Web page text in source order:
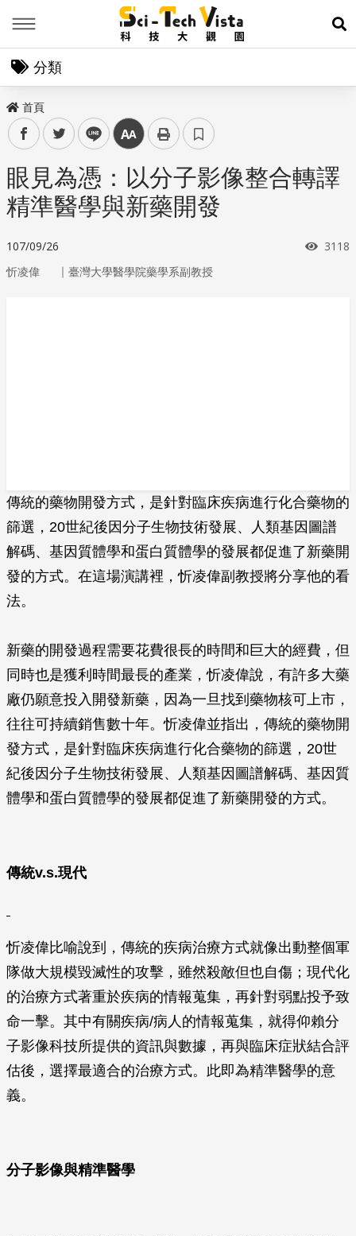
展
分類
首頁
facebooktwitter line 中
眼見為憑：以分子影像整合轉譯
精準醫學與新藥開發
107/09/26 瀏覽
3118
忻凌偉 ｜ 臺灣大學醫學院藥學系副教授
傳統的藥物開發方式，是針對臨床疾病進行化合藥物的
篩選，20世紀後因分子生物技術發展、人類基因圖譜
解碼、基因質體學和蛋白質體學的發展都促進了新藥開
發的方式。在這場演講裡，忻凌偉副教授將分享他的看
法。
新藥的開發過程需要花費很長的時間和巨大的經費，但
同時也是獲利時間最長的產業，忻凌偉說，有許多大藥
廠仍願意投入開發新藥，因為一旦找到藥物核可上市，
往往可持續銷售數十年。忻凌偉並指出，傳統的藥物開
發方式，是針對臨床疾病進行化合藥物的篩選，20世
紀後因分子生物技術發展、人類基因圖譜解碼、基因質
體學和蛋白質體學的發展都促進了新藥開發的方式。
傳統v.s.現代
忻凌偉比喻說到，傳統的疾病治療方式就像出動整個軍
隊做大規模毀滅性的攻擊，雖然殺敵但也自傷；現代化
的治療方式著重於疾病的情報蒐集，再針對弱點投予致
命一擊。其中有關疾病/病人的情報蒐集，就得仰賴分
子影像科技所提供的資訊與數據，再與臨床症狀結合評
估後，選擇最適合的治療方式。此即為精準醫學的意
義。
分子影像與精準醫學